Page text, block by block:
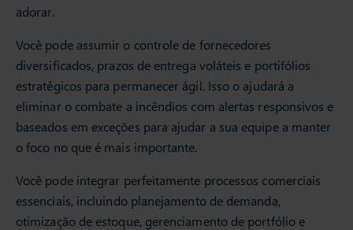
adorar.
Você pode assumir o controle de fornecedores
diversificados, prazos de entrega voláteis e portifólios
estratégicos para permanecer ágil. Isso o ajudará a
eliminar o combate a incêndios com alertas responsivos e
baseados em exceções para ajudar a sua equipe a manter
o foco no que é mais importante.
Você pode integrar perfeitamente processos comerciais
essenciais, incluindo planejamento de demanda,
otimização de estoque, gerenciamento de portfólio e